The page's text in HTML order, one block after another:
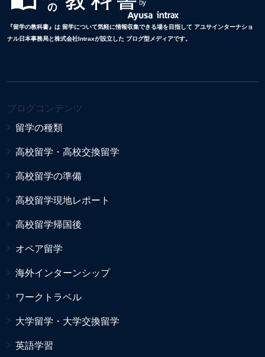
『留学の教科書』は 留学について気軽に情報収集できる場を目指して アユサインターナショ
ナル日本事務局と株式会社Intraxが設立した ブログ型メディアです。
ブログコンテンツ
留学の種類
高校留学・高校交換留学
高校留学の準備
高校留学現地レポート
高校留学帰国後
オペア留学
海外インターンシップ
ワークトラベル
大学留学・大学交換留学
英語学習